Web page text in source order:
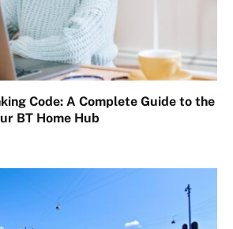
Code: A Complete Guide to the
BT Home Hub